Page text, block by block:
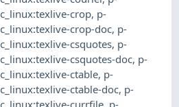
crop, p-
crop-doc, p-
csquotes, p-
csquotes-doc, p-
ctable, p-
ctable-doc, p-
currfile p-